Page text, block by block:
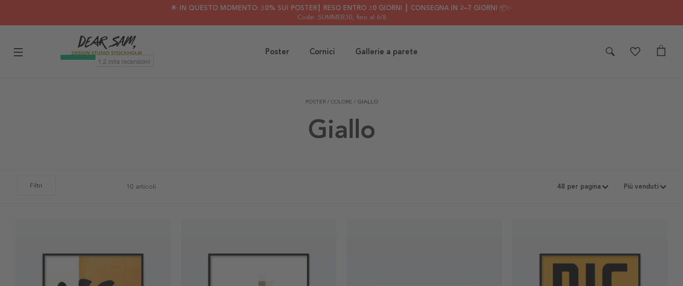
🌟 IN QUESTO MOMENTO: 30% SUI POSTER┃ RESO ENTRO 30 GIORNI ┃ CONSEGNA IN 2–7 GIORNI 📦✨
Code: SUMMER30, fino al 6/8
Poster Cornici Gallerie a parete
POSTER / COLORE / GIALLO
Giallo
Filtri 10 articoli